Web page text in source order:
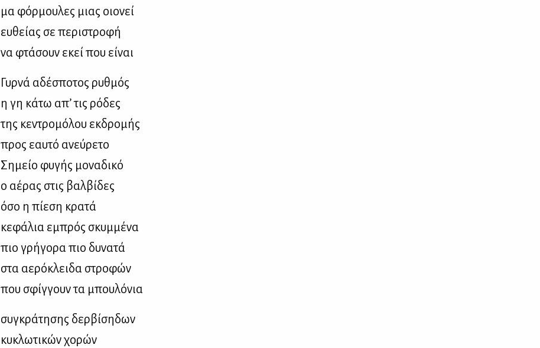
μα φόρ­μου­λες μιας οιο­νεί
ευ­θεί­ας σε πε­ρι­στρο­φή
να φτά­σουν εκεί που εί­ναι
Γυρ­νά αδέ­σπο­τος ρυθ­μός
η γη κά­τω απ’ τις ρό­δες
της κε­ντρο­μό­λου εκ­δρο­μής
προς εαυ­τό ανεύ­ρε­το
Ση­μείο φυ­γής μο­να­δι­κό
ο αέ­ρας στις βαλ­βί­δες
όσο η πί­ε­ση κρα­τά
κε­φά­λια εμπρός σκυμ­μέ­να
πιο γρή­γο­ρα πιο δυ­να­τά
στα αε­ρό­κλει­δα στρο­φών
που σφίγ­γουν τα μπου­λό­νια
συ­γκρά­τη­σης δερ­βί­ση­δων
κυ­κλω­τι­κών χο­ρών